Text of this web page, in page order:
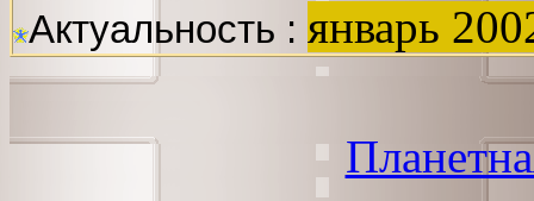
Актуальность : январь